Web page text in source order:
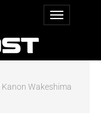
Wakeshima